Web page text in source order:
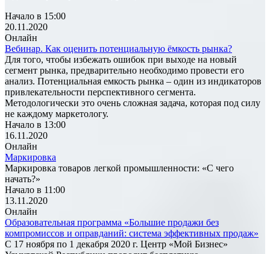
Начало в 15:00
20.11.2020
Онлайн
Вебинар. Как оценить потенциальную ёмкость рынка?
Для того, чтобы избежать ошибок при выходе на новый
сегмент рынка, предварительно необходимо провести его
анализ. Потенциальная емкость рынка – один из индикаторов
привлекательности перспективного сегмента.
Методологически это очень сложная задача, которая под силу
не каждому маркетологу.
Начало в 13:00
16.11.2020
Онлайн
Маркировка
Маркировка товаров легкой промышленности: «С чего
начать?»
Начало в 11:00
13.11.2020
Онлайн
Образовательная программа «Большие продажи без
компромиссов и оправданий: система эффективных продаж»
С 17 ноября по 1 декабря 2020 г. Центр «Мой Бизнес»